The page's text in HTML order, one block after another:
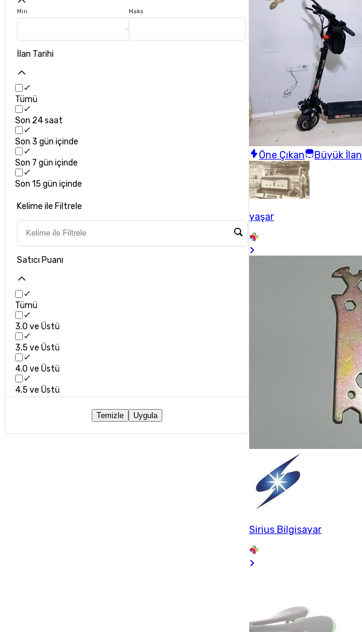
Min Maks
İlan Tarihi
Tümü
Son 24 saat
Son 3 gün içinde
Son 7 gün içinde
Son 15 gün içinde
Kelime ile Filtrele
Satıcı Puanı
Tümü
3.0 ve Üstü
3.5 ve Üstü
4.0 ve Üstü
4.5 ve Üstü
Temizle Uygula
Öne Çıkan Büyük İlan
yaşar
Sirius Bilgisayar